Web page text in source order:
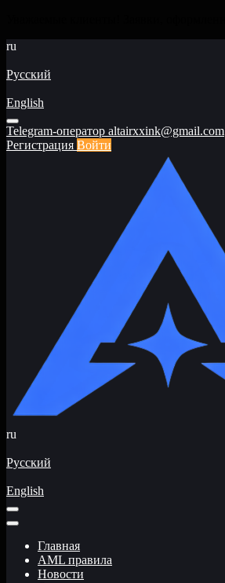
ru
Русский
English
Telegram-оператор altairxxink@gmail.com
Регистрация Войти
ru
Русский
English
Главная
AML правила
Новости